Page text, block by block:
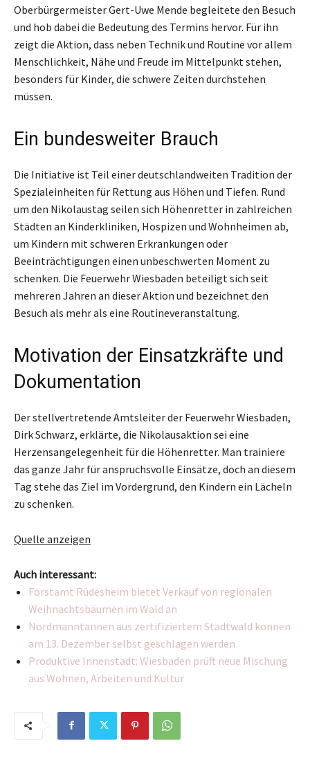
Oberbürgermeister Gert-Uwe Mende begleitete den Besuch
und hob dabei die Bedeutung des Termins hervor. Für ihn
zeigt die Aktion, dass neben Technik und Routine vor allem
Menschlichkeit, Nähe und Freude im Mittelpunkt stehen,
besonders für Kinder, die schwere Zeiten durchstehen
müssen.
Ein bundesweiter Brauch
Die Initiative ist Teil einer deutschlandweiten Tradition der
Spezialeinheiten für Rettung aus Höhen und Tiefen. Rund
um den Nikolaustag seilen sich Höhenretter in zahlreichen
Städten an Kinderkliniken, Hospizen und Wohnheimen ab,
um Kindern mit schweren Erkrankungen oder
Beeinträchtigungen einen unbeschwerten Moment zu
schenken. Die Feuerwehr Wiesbaden beteiligt sich seit
mehreren Jahren an dieser Aktion und bezeichnet den
Besuch als mehr als eine Routineveranstaltung.
Motivation der Einsatzkräfte und
Dokumentation
Der stellvertretende Amtsleiter der Feuerwehr Wiesbaden,
Dirk Schwarz, erklärte, die Nikolausaktion sei eine
Herzensangelegenheit für die Höhenretter. Man trainiere
das ganze Jahr für anspruchsvolle Einsätze, doch an diesem
Tag stehe das Ziel im Vordergrund, den Kindern ein Lächeln
zu schenken.
Quelle anzeigen
Auch interessant:
Forstamt Rüdesheim bietet Verkauf von regionalen
Weihnachtsbäumen im Wald an
Nordmanntannen aus zertifiziertem Stadtwald können
am 13. Dezember selbst geschlagen werden
Produktive Innenstadt: Wiesbaden prüft neue Mischung
aus Wohnen, Arbeiten und Kultur